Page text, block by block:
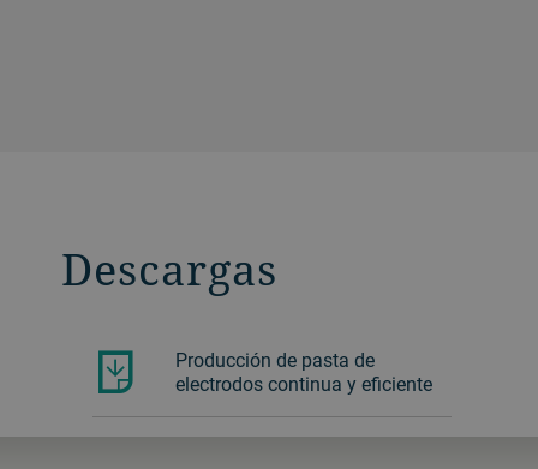
Descargas
Producción de pasta de
electrodos continua y eficiente